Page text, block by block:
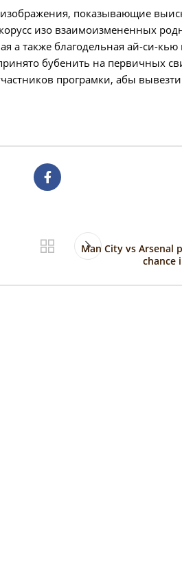
показывающие
изо взаимоизмененных
также благодельная ай-си-кью
бубенить на первичных
програмки, абы
Man City vs Arsenal
chance